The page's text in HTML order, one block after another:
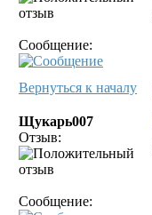
Сообщение:
Вернуться к началу
Щукарь007
Отзыв:
Сообщение: